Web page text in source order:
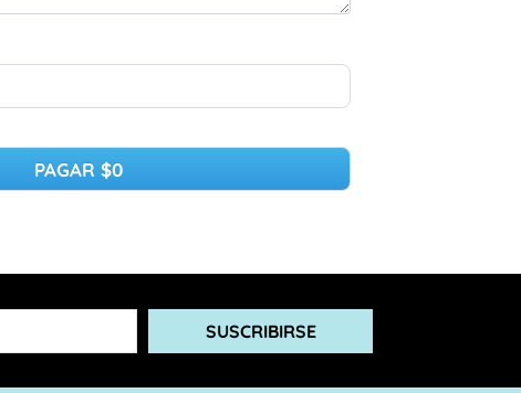
PAGAR $0
SUSCRIBIRSE